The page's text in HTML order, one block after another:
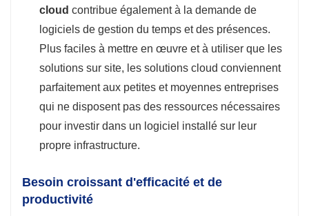
cloud contribue également à la demande de
logiciels de gestion du temps et des présences.
Plus faciles à mettre en œuvre et à utiliser que les
solutions sur site, les solutions cloud conviennent
parfaitement aux petites et moyennes entreprises
qui ne disposent pas des ressources nécessaires
pour investir dans un logiciel installé sur leur
propre infrastructure.
Besoin croissant d'efficacité et de
productivité